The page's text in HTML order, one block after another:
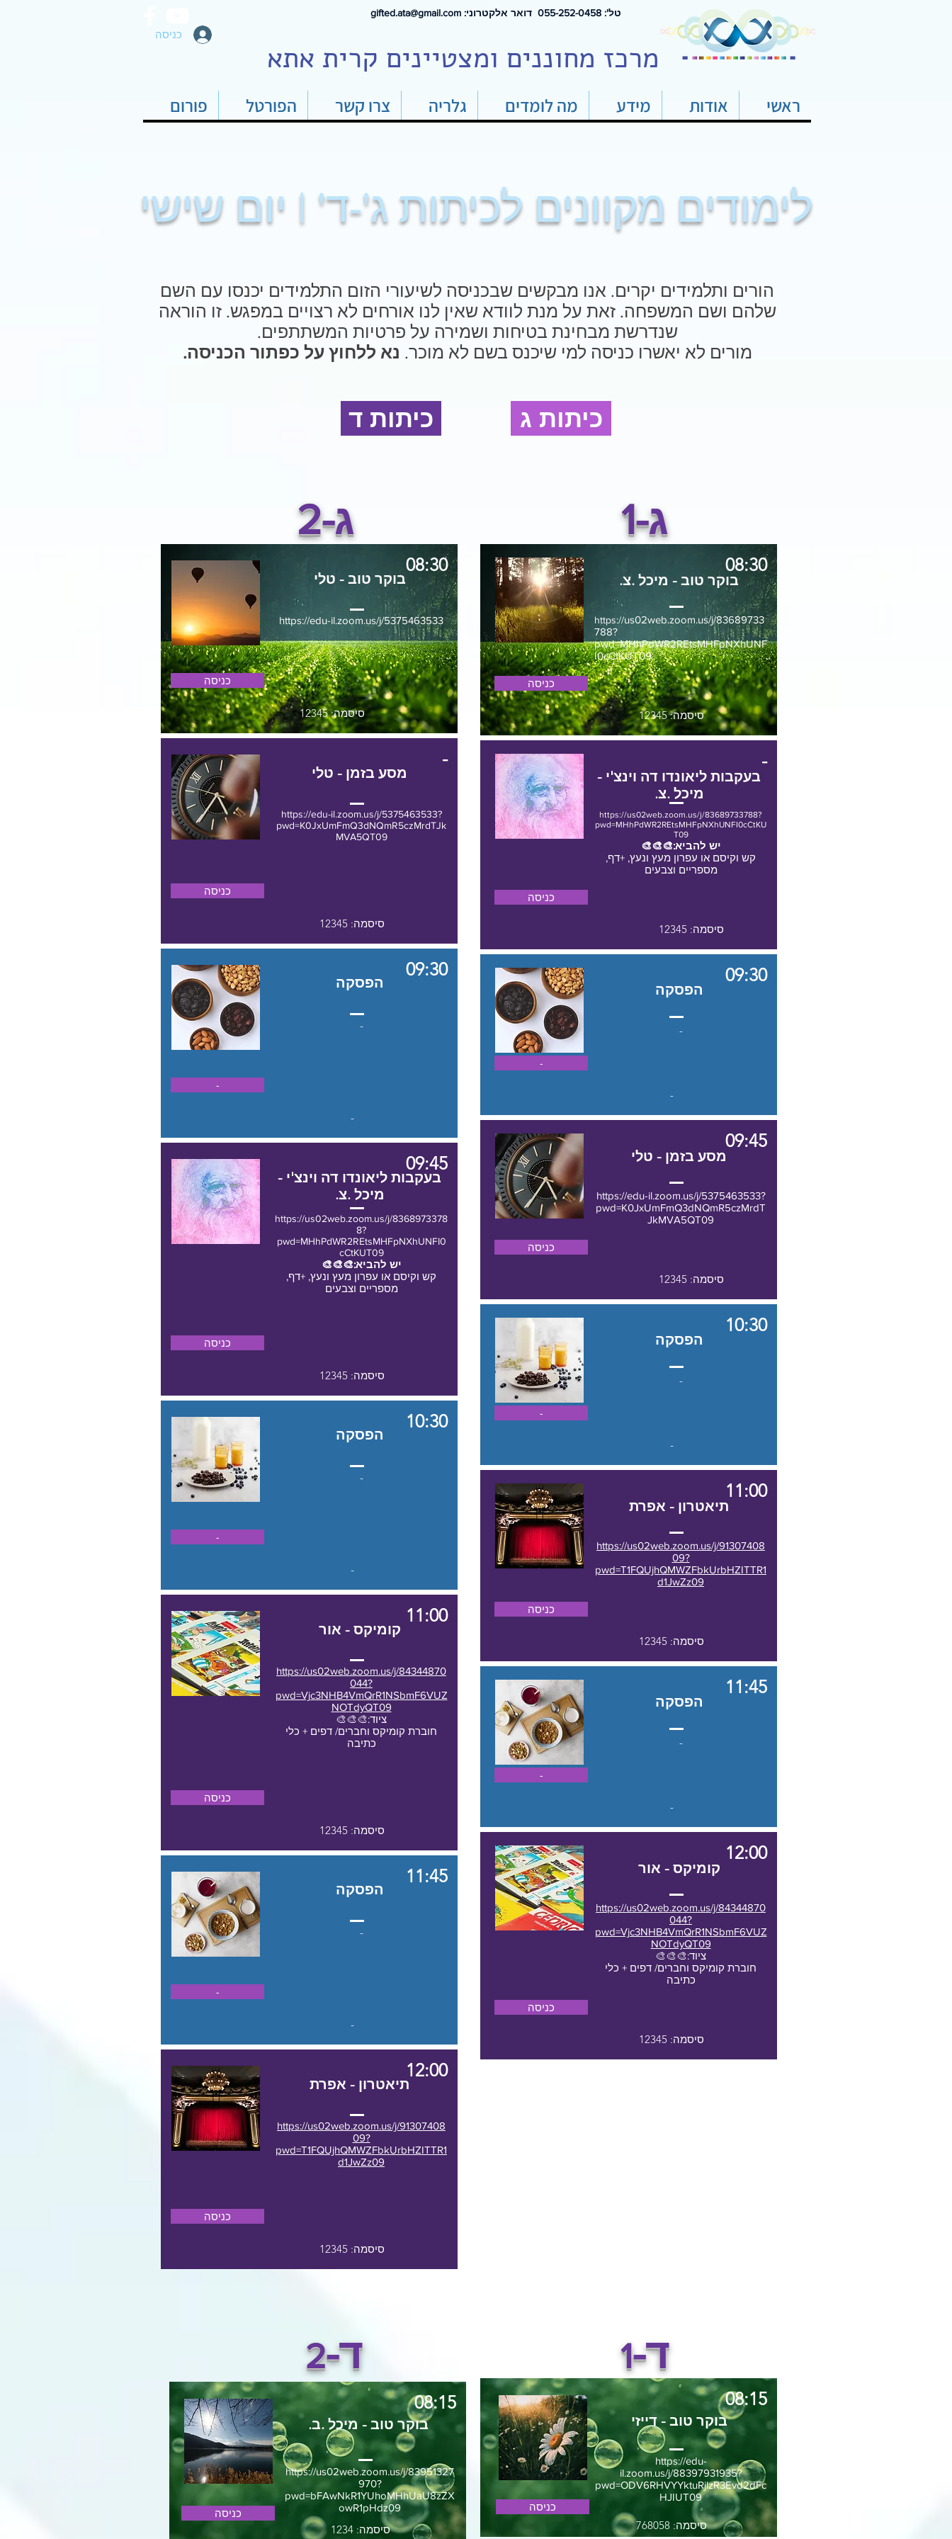
טל': 0 55-252-0458 דואר אלקטרוני: gifted.ata@gmail.com
מרכז מחוננים ומצטיינים קרית אתא
כניסה
ראשי אודות מידע מה לומדים גלריה צרו קשר הפורטל פורום
לימודים מקוונים לכיתות ג'-ד' | יום שישי
הורים ותלמידים יקרים. אנו מבקשים שבכניסה לשיעורי הזום התלמידים יכנסו עם השם
שלהם ושם המשפחה. זאת על מנת לוודא שאין לנו אורחים לא רצויים במפגש. זו הוראה
שנדרשת מבחינת בטיחות ושמירה על פרטיות המשתתפים.
מורים לא יאשרו כניסה למי שיכנס בשם לא מוכר. נא ללחוץ על כפתור הכניסה.
כיתות ד כיתות ג
ג-2
08:30
בוקר טוב- טלי
https://edu-il.zoom.us/j/5375463533
כניסה
סיסמה: 12345
-
מסע בזמן - טלי
https://edu-il.zoom.us/j/5375463533?
pwd=K0JxUmFmQ3dNQmR5czMrdTJk
MVA5QT09
כניסה
סיסמה: 12345
09:30
הפסקה
-
-
-
09:45
בעקבות ליאונדו דה וינצ'י -
מיכל .צ.
https://us02web.zoom.us/j/8368973378
8?
pwd=MHhPdWR2REtsMHFpNXhUNFI0
cCtKUT09
יש להביא:🎨🎨🎨
קש וקיסם או עפרון מעץ ונעץ, +דף,
מספריים וצבעים
כניסה
סיסמה: 12345
10:30
הפסקה
-
-
-
11:00
קומיקס - אור
https://us02web.zoom.us/j/84344870
044?
pwd=Vjc3NHB4VmQrR1NSbmF6VUZ
NOTdyQT09
ציוד:🎨🎨🎨
חוברת קומיקס וחברים/ דפים + כלי
כתיבה
כניסה
סיסמה: 12345
11:45
הפסקה
-
-
-
12:00
תיאטרון - אפרת
https://us02web.zoom.us/j/91307408
09?
pwd=T1FQUjhQMWZFbkUrbHZITTR1
d1JwZz09
כניסה
סיסמה: 12345
ג-1
08:30
בוקר טוב - מיכל .צ.
https://us02web.zoom.us/j/83689733
788?
pwd=MHhPdWR2REtsMHFpNXhUNF
I0cCtKUT09
כניסה
סיסמה: 12345
-
בעקבות ליאונדו דה וינצ'י -
מיכל .צ.
https://us02web.zoom.us/j/83689733788?
pwd=MHhPdWR2REtsMHFpNXhUNFI0cCtKU
T09
יש להביא:🎨🎨🎨
קש וקיסם או עפרון מעץ ונעץ, +דף,
מספריים וצבעים
כניסה
סיסמה: 12345
09:30
הפסקה
-
-
-
09:45
מסע בזמן - טלי
https://edu-il.zoom.us/j/5375463533?
pwd=K0JxUmFmQ3dNQmR5czMrdT
JkMVA5QT09
כניסה
סיסמה: 12345
10:30
הפסקה
-
-
-
11:00
תיאטרון - אפרת
https://us02web.zoom.us/j/91307408
09?
pwd=T1FQUjhQMWZFbkUrbHZITTR1
d1JwZz09
כניסה
סיסמה: 12345
11:45
הפסקה
-
-
-
12:00
קומיקס - אור
https://us02web.zoom.us/j/84344870
044?
pwd=Vjc3NHB4VmQrR1NSbmF6VUZ
NOTdyQT09
ציוד:🎨🎨🎨
חוברת קומיקס וחברים/ דפים + כלי
כתיבה
כניסה
סיסמה: 12345
ד-2
כניסה
08:15
בוקר טוב - מיכל .ב.
https://us02web.zoom.us/j/83951327
970?
pwd=bFAwNkR1YUhoMHhUaU8zZX
owR1pHdz09
סיסמה: 1234
ד-1
כניסה
08:15
בוקר טוב - דייזי
https://edu-
il.zoom.us/j/88397931935?
pwd=ODV6RHVYYktuRjlzR3Evd2dFc
HJIUT09
סיסמה: 768058